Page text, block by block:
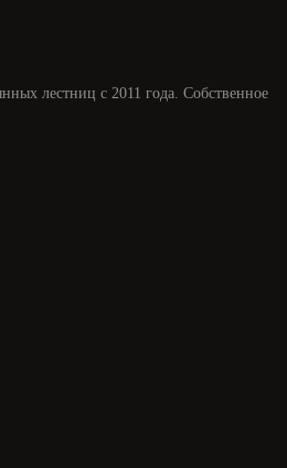
лестниц с 2011 года. Собственное